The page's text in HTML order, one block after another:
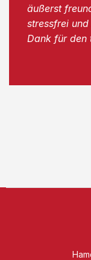
äußerst
stressfrei
Dank für den